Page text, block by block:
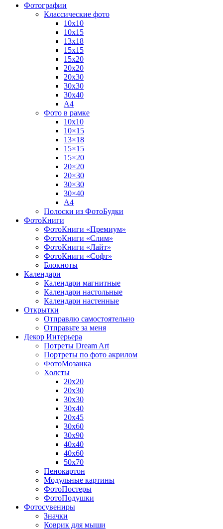
Фотографии
Классические фото
10х10
10х15
13х18
15х15
15х20
20х20
20х30
30х30
30х40
А4
Фото в рамке
10х10
10×15
13×18
15×15
15×20
20×20
20×30
30×30
30×40
A4
Полоски из ФотоБудки
ФотоКниги
ФотоКниги «Премиум»
ФотоКниги «Слим»
ФотоКниги «Лайт»
ФотоКниги «Софт»
Блокноты
Календари
Календари магнитные
Календари настольные
Календари настенные
Открытки
Отправлю самостоятельно
Отправьте за меня
Декор Интерьера
Потреты Dream Art
Портреты по фото акрилом
ФотоМозаика
Холсты
20х20
20х30
30х30
30х40
20х45
30х60
30х90
40х40
40х60
50х70
Пенокартон
Модульные картины
ФотоПостеры
ФотоПодушки
Фотоcувениры
Значки
Коврик для мыши